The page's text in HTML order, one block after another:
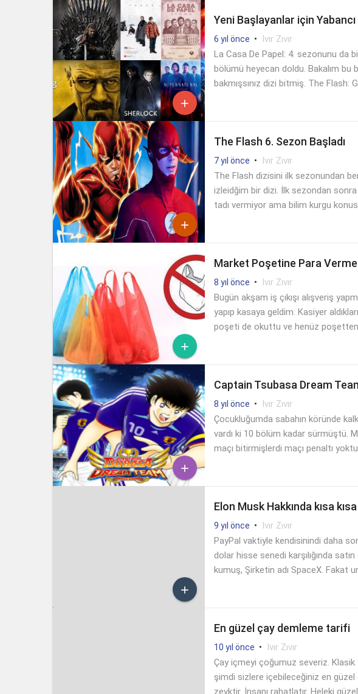

Yeni Başlayanlar için
6 yıl önce •
Ivır Zıvır
La Casa De Papel: 4. sezonunu da
bölümü heyecan doldu. Bakalım bu
bakmışsınız dizi bitmiş. The Flash:

The Flash 6. Sezon Başladı
7 yıl önce •
Ivır Zıvır
The Flash dizisini ilk sezonundan
izleidğim bir dizi. İlk sezondan
tadı vermiyor ama bilim kurgu

Market Poşetine Para
8 yıl önce •
Ivır Zıvır
Bugün akşam iş çıkışı alışveriş
yapıp kasaya geldim. Kasiyer
poşeti de okuttu ve henüz poşetten

Captain Tsubasa Dream
8 yıl önce •
Ivır Zıvır
Çocukluğumda sabahın köründe
vardı ki 10 bölüm kadar sürmüştü.
maçı bitirmişlerdi maçı penaltı

Elon Musk Hakkında kısa
9 yıl önce •
Ivır Zıvır
PayPal vaktiyle kendisinindi daha
dolar hisse senedi karşılığında
kumuş, Şirketin adı SpaceX. Fakat
En güzel çay demleme tarifi
10 yıl önce •
Ivır Zıvır
Çay içmeyi çoğumuz severiz.
şimdi sizlere içebileceğiniz en
zevktir. İnsanı rahatlatır. Heleki güzel